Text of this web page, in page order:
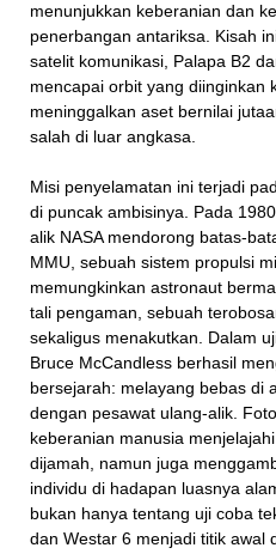
menunjukkan keberanian dan
penerbangan antariksa. Kisah
satelit komunikasi, Palapa B2
mencapai orbit yang diinginkan
meninggalkan aset bernilai
salah di luar angkasa.
Misi penyelamatan ini terjadi
di puncak ambisinya. Pada
alik NASA mendorong batas-
MMU, sebuah sistem propulsi
memungkinkan astronaut
tali pengaman, sebuah
sekaligus menakutkan. Dalam
Bruce McCandless berhasil
bersejarah: melayang bebas di
dengan pesawat ulang-alik.
keberanian manusia
dijamah, namun juga
individu di hadapan luasnya
bukan hanya tentang uji coba
dan Westar 6 menjadi titik awal